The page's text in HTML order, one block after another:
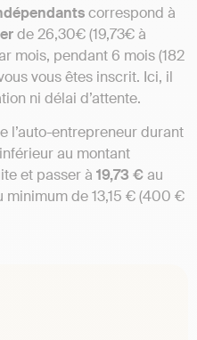
correspond à
de 26,30€ (19,73€ à
mois, pendant 6 mois (182
vous êtes inscrit. Ici, il
ni délai d’attente.
l’auto-entrepreneur durant
au montant
et passer à 19,73 €au
minimum de 13,15 € (400 €